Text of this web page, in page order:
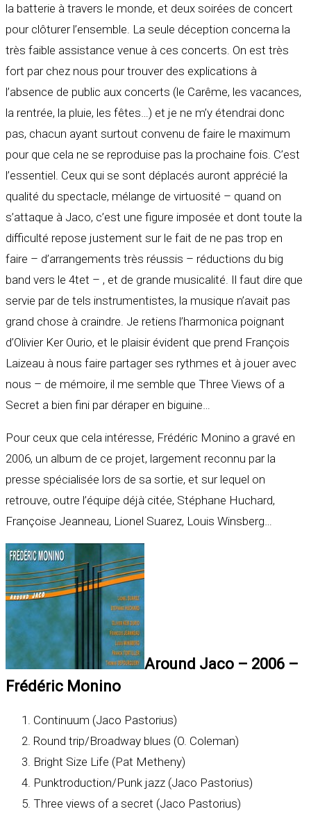
la batterie à travers le monde, et deux soirées de concert
pour clôturer l’ensemble. La seule déception concerna la
très faible assistance venue à ces concerts. On est très
fort par chez nous pour trouver des explications à
l’absence de public aux concerts (le Carême, les vacances,
la rentrée, la pluie, les fêtes…) et je ne m’y étendrai donc
pas, chacun ayant surtout convenu de faire le maximum
pour que cela ne se reproduise pas la prochaine fois. C’est
l’essentiel. Ceux qui se sont déplacés auront apprécié la
qualité du spectacle, mélange de virtuosité – quand on
s’attaque à Jaco, c’est une figure imposée et dont toute la
difficulté repose justement sur le fait de ne pas trop en
faire – d’arrangements très réussis – réductions du big
band vers le 4tet – , et de grande musicalité. Il faut dire que
servie par de tels instrumentistes, la musique n’avait pas
grand chose à craindre. Je retiens l’harmonica poignant
d’Olivier Ker Ourio, et le plaisir évident que prend François
Laizeau à nous faire partager ses rythmes et à jouer avec
nous – de mémoire, il me semble que Three Views of a
Secret a bien fini par déraper en biguine…
Pour ceux que cela intéresse, Frédéric Monino a gravé en
2006, un album de ce projet, largement reconnu par la
presse spécialisée lors de sa sortie, et sur lequel on
retrouve, outre l’équipe déjà citée, Stéphane Huchard,
Françoise Jeanneau, Lionel Suarez, Louis Winsberg…
Around Jaco – 2006 –
Frédéric Monino
Continuum (Jaco Pastorius)
Round trip/Broadway blues (O. Coleman)
Bright Size Life (Pat Metheny)
Punktroduction/Punk jazz (Jaco Pastorius)
Three views of a secret (Jaco Pastorius)